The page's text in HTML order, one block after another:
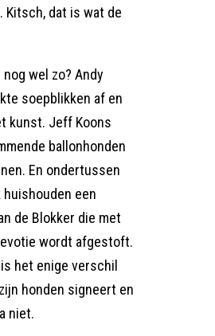
Kitsch, dat is wat de
wel zo? Andy
soepblikken af en
kunst. Jeff Koons
ballonhonden
En ondertussen
een
de Blokker die met
wordt afgestoft.
het enige verschil
honden signeert en
niet.